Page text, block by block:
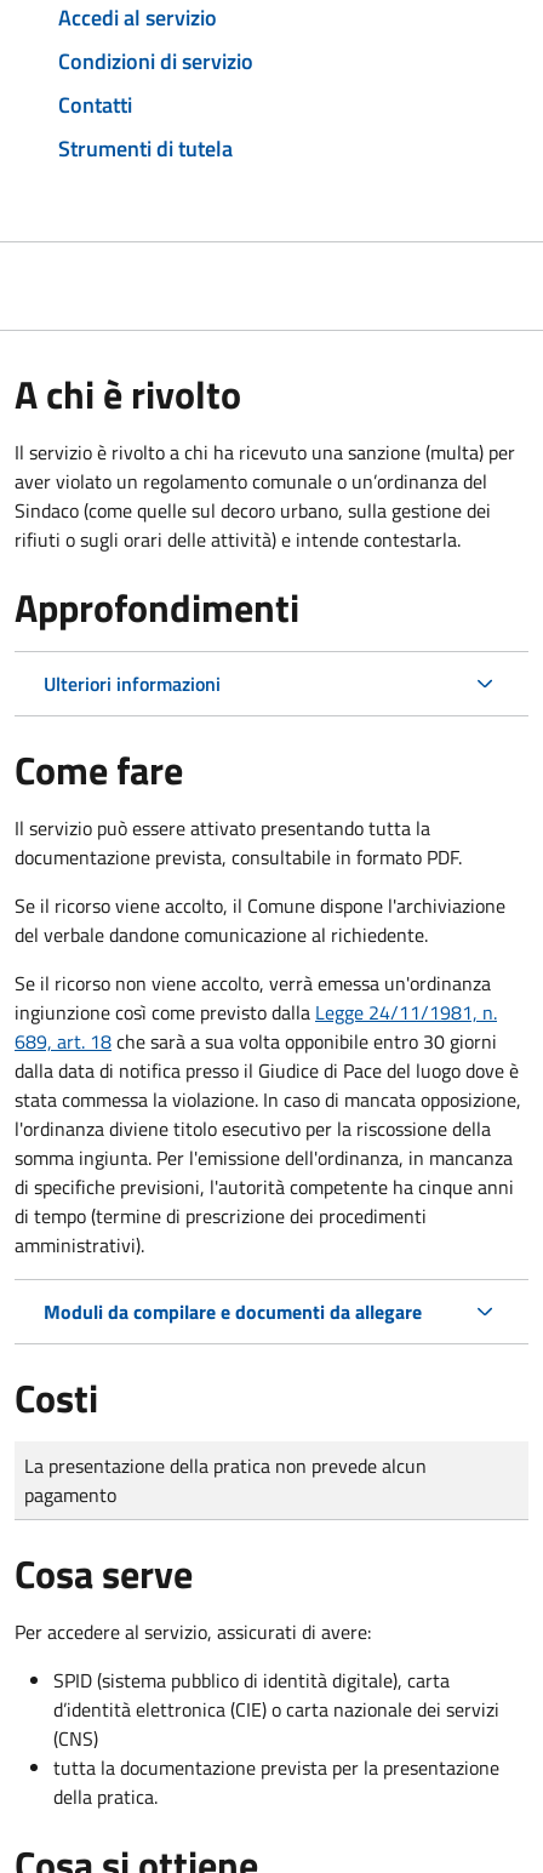
Accedi al servizio
Condizioni di servizio
Contatti
Strumenti di tutela
A chi è rivolto
Il servizio è rivolto a chi ha ricevuto una sanzione (multa) per
aver violato un regolamento comunale o un’ordinanza del
Sindaco (come quelle sul decoro urbano, sulla gestione dei
rifiuti o sugli orari delle attività) e intende contestarla.
Approfondimenti
Ulteriori informazioni
Come fare
Il servizio può essere attivato presentando tutta la
documentazione prevista, consultabile in formato PDF.
Se il ricorso viene accolto, il Comune dispone l'archiviazione
del verbale dandone comunicazione al richiedente.
Se il ricorso non viene accolto, verrà emessa un'ordinanza
ingiunzione così come previsto dalla Legge 24/11/1981, n.
689, art. 18che sarà a sua volta opponibile entro 30 giorni
dalla data di notifica presso il Giudice di Pace del luogo dove è
stata commessa la violazione. In caso di mancata opposizione,
l'ordinanza diviene titolo esecutivo per la riscossione della
somma ingiunta. Per l'emissione dell'ordinanza, in mancanza
di specifiche previsioni, l'autorità competente ha cinque anni
di tempo (termine di prescrizione dei procedimenti
amministrativi).
Moduli da compilare e documenti da allegare
Costi
Tipo di pagamento
Importo
La presentazione della pratica non prevede alcun
pagamento
Cosa serve
Per accedere al servizio, assicurati di avere:
SPID (sistema pubblico di identità digitale), carta
d’identità elettronica (CIE) o carta nazionale dei servizi
(CNS)
tutta la documentazione prevista per la presentazione
della pratica.